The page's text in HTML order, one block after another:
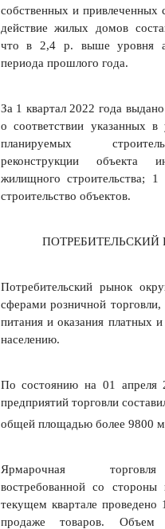
собственных и привлеченных
действие жилых домов
что в 2,4 р. выше уровня
периода прошлого года.
За 1 квартал 2022 года
о соответствии указанных в
планируемых
реконструкции объекта
жилищного строительства; 1
строительство объ­ектов.
ПОТРЕБИТЕЛЬСКИЙ
Потребительский рынок
сферами розничной тор­говли,
питания и оказания платных
населе­нию.
По состоянию на 01 апреля
предприятий торговли
общей площадью более 9800 м
Ярмарочная
востребованной со стороны
текущем квартале проведено
продаже товаров. Объем